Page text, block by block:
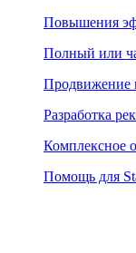
Повышения
Полный или
Продвижение
Разработка
Комплексное
Помощь для